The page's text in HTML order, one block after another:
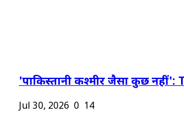
'पाकिस्तानी कश्मीर जैसा कुछ नहीं':
Jul 30, 2026 0 14